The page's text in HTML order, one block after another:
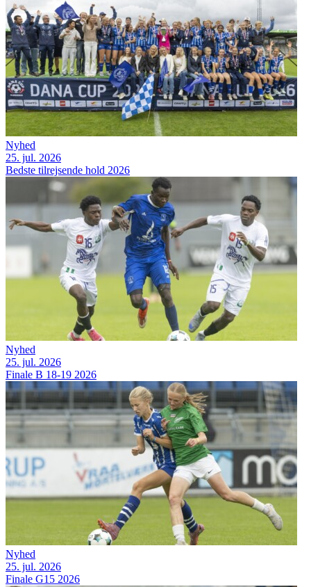
Nyhed
25. jul. 2026
Bedste tilrejsende hold 2026
Nyhed
25. jul. 2026
Finale B 18-19 2026
Nyhed
25. jul. 2026
Finale G15 2026